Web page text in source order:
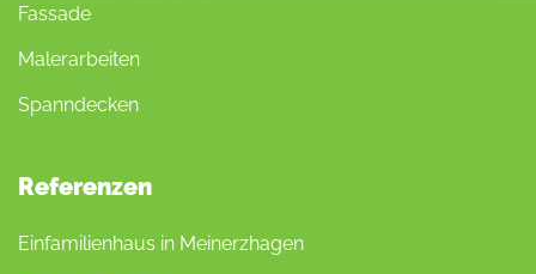
Fassade
Malerarbeiten
Spanndecken
Referenzen
Einfamilienhaus in Meinerzhagen